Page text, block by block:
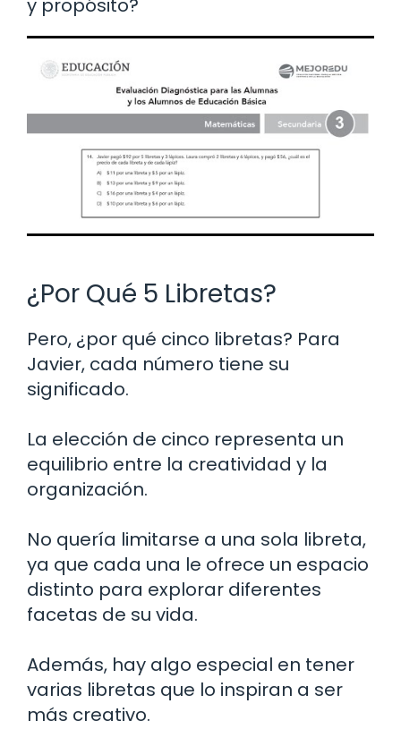
y propósito?
¿Por Qué 5 Libretas?
Pero, ¿por qué cinco libretas? Para
Javier, cada número tiene su
significado.
La elección de cinco representa un
equilibrio entre la creatividad y la
organización.
No quería limitarse a una sola libreta,
ya que cada una le ofrece un espacio
distinto para explorar diferentes
facetas de su vida.
Además, hay algo especial en tener
varias libretas que lo inspiran a ser
más creativo.